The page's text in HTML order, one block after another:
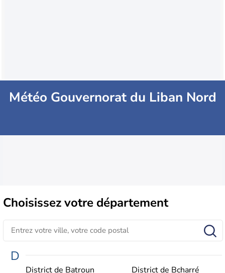
Météo Gouvernorat du Liban Nord
Choisissezvotre département
D
District de Batroun
District de Bcharré